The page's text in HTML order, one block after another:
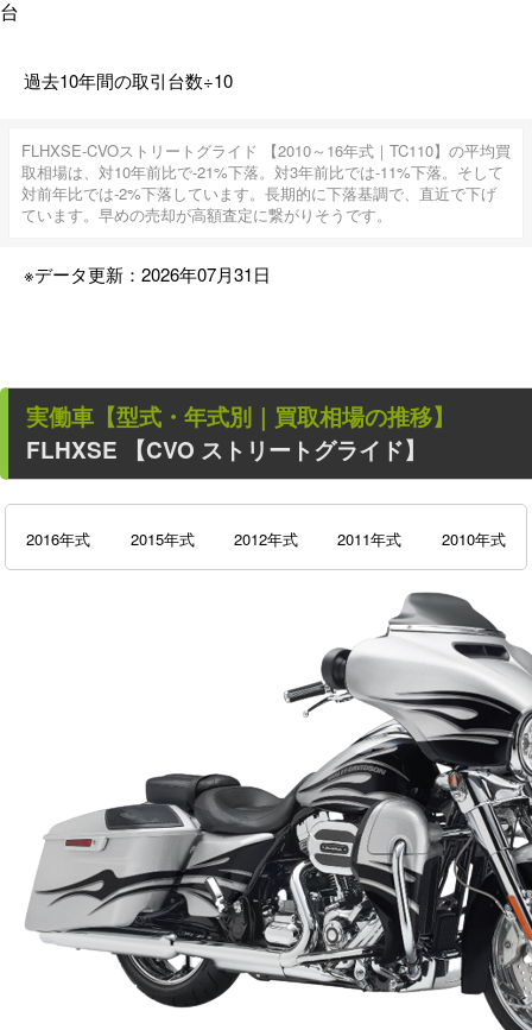
台
過去10年間の取引台数÷10
FLHXSE-CVOストリートグライド 【2010～16年式｜TC110】の平均買
取相場は、対10年前比で-21%下落。対3年前比では-11%下落。そして
対前年比では-2%下落しています。長期的に下落基調で、直近で下げ
ています。早めの売却が高額査定に繋がりそうです。
※データ更新：2026年07月31日
実働車 【型式・年式別｜買取相場の推移】
FLHXSE 【CVO ストリートグライド】
2016年式 2015年式 2012年式 2011年式 2010年式